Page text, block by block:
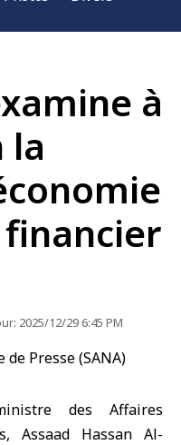
à
la
2025/12/29 6:45 PM
des Affaires
Assaad Hassan Al-